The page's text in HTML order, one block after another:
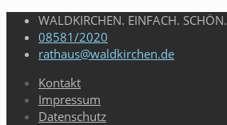
WALDKIRCHEN. EINFACH. SCHÖN.
08581/2020
rathaus@waldkirchen.de
Kontakt
Impressum
Datenschutz